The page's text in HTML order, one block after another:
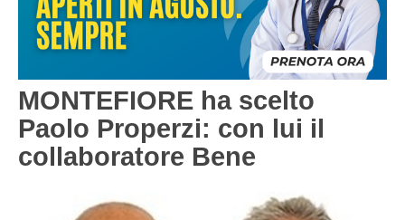
MONTEFIORE ha scelto
Paolo Properzi: con lui il
collaboratore Bene